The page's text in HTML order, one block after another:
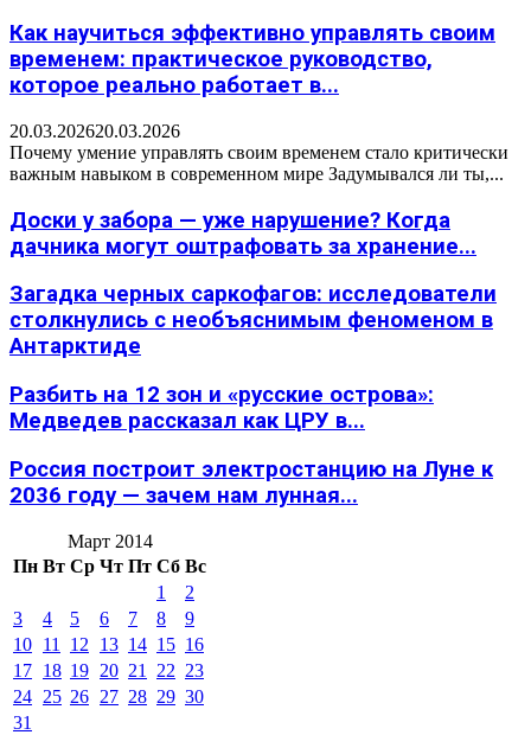
Как научиться эффективно управлять своим
временем: практическое руководство,
которое реально работает в...
20.03.202620.03.2026
Почему умение управлять своим временем стало критически
важным навыком в современном мире Задумывался ли ты,...
Доски у забора — уже нарушение? Когда
дачника могут оштрафовать за хранение...
Загадка черных саркофагов: исследователи
столкнулись с необъяснимым феноменом в
Антарктиде
Разбить на 12 зон и «русские острова»:
Медведев рассказал как ЦРУ в...
Россия построит электростанцию на Луне к
2036 году — зачем нам лунная...
Март 2014
Пн Вт Ср Чт Пт Сб Вс
1
2
3
4 5 6 7 8
9
10 11 12 13 14 15 16
17 18 19 20 21 22 23
24 25 26 27 28 29 30
31